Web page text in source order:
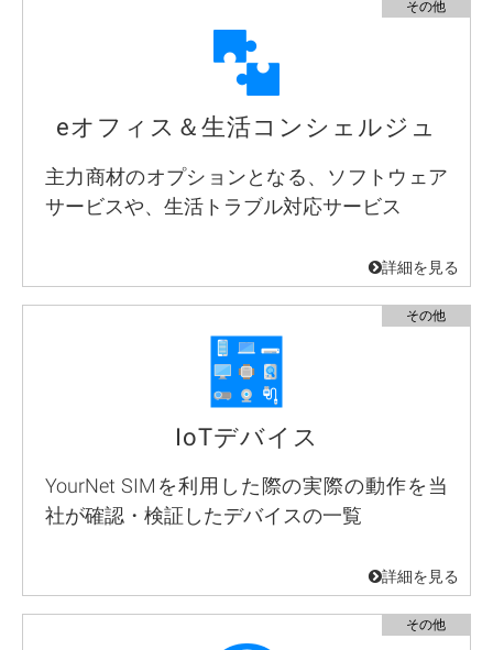
eオフィス＆生活コンシェルジュ
主力商材のオプションとなる、ソフトウェア
サービスや、生活トラブル対応サービス
IoTデバイス
YourNet SIMを利用した際の実際の動作を当
社が確認・検証したデバイスの一覧